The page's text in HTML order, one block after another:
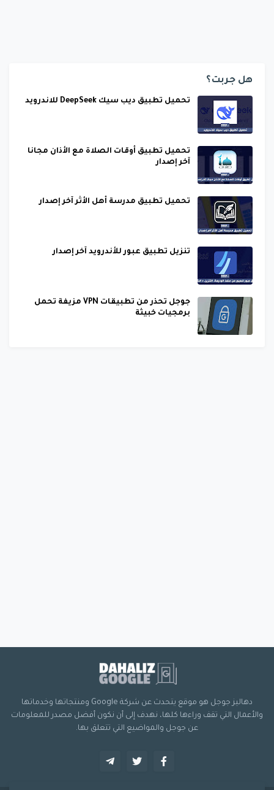
هل جربت؟
تحميل تطبيق ديب سيك DeepSeek للاندرويد
تحميل تطبيق أوقات الصلاة مع الأذان مجانا
آخر إصدار
تحميل تطبيق مدرسة أهل الأثر آخر إصدار
تنزيل تطبيق عبور للأندرويد آخر إصدار
جوجل تحذر من تطبيقات VPN مزيفة تحمل
برمجيات خبيثة
دهاليز جوجل هو موقع يتحدث عن شركة Google ومنتجاتها وخدماتها
والأعمال التي تقف وراءها كلها، نهدف إلى أن نكون أفضل مصدر للمعلومات
عن جوجل والمواضيع التي تتعلق بها.